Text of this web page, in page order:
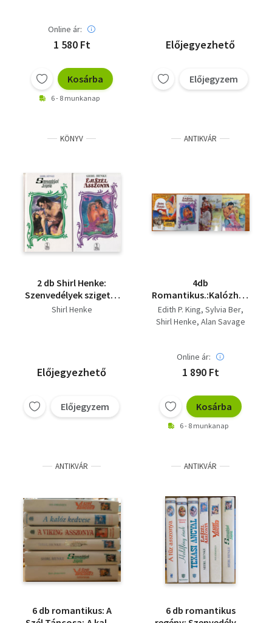
Online ár:
1 580 Ft
Kosárba
6 - 8 munkanap
Előjegyezhető
Előjegyzem
KÖNYV
2 db Shirl Henke:
Szenvedélyek szigete,
Éji szél asszonya
Shirl Henke
Előjegyezhető
Előjegyzem
ANTIKVÁR
4db
elmúlik haragod,Éji
szél asszony,Anjou
Edith P. King Sylvia Ber
Shirl Henke Alan Savage
Online ár:
1 890 Ft
Kosárba
6 - 8 munkanap
ANTIKVÁR
6 db romantikus: A
ANTIKVÁR
6 db romantikus